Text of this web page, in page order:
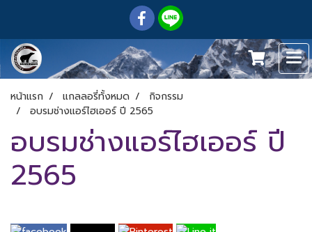
หน้าแรก แกลลอรี่ทั้งหมด
กิจกรรม
อบรมช่างแอร์ไฮเออร์ ปี 2565
อบรมช่างแอร์ไฮเออร์ ปี
2565